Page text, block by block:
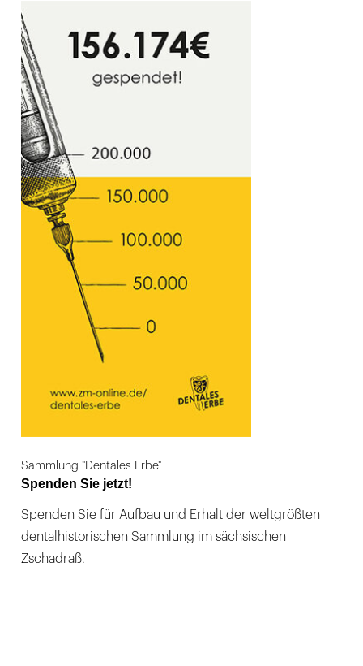
Sammlung "Dentales Erbe"
Spenden Sie jetzt!
Spenden Sie für Aufbau und Erhalt der weltgrößten
dentalhistorischen Sammlung im sächsischen
Zschadraß.